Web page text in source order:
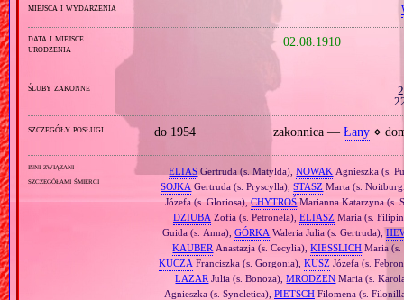
miejsca i wydarzenia
data i miejsce
urodzenia
02.08.1910
śluby zakonne
szczegóły posługi do 1954 zakonnica — Łany⋄
inni związani
szczegółami śmierci
ELIAS Gertruda (s. Matylda),NOWAK Agnieszka (s.
SOJKA Gertruda (s. Pryscylla),STASZ Marta (s.
Józefa (s. Gloriosa),CHYTROŚMarianna Katarzyna (s.
DZIUBA Zofia (s. Petronela), ELIASZ Maria (s.
Guida (s. Anna),GÓRKA Waleria Julia (s. Gertruda),
KAUBER Anastazja (s. Cecylia),KIESSLICH Maria
KUCZA Franciszka (s. Gorgonia), KUSZ Józefa (s.
LAZAR Julia (s. Bonoza),MRODZEN Maria (s.
Agnieszka (s. Syncletica), PIETSCHFilomena (s.